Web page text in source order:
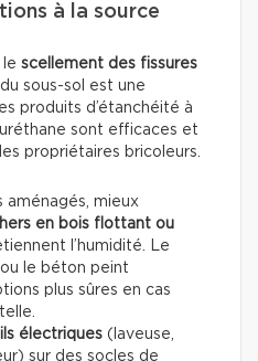
à la source
le scellement des fissures
sous-sol est une
produits d’étanchéité à
sont efficaces et
propriétaires bricoleurs.
aménagés, mieux
en bois flottant ou
l’humidité. Le
le béton peint
plus sûres en cas
électriques (laveuse,
sur des socles de